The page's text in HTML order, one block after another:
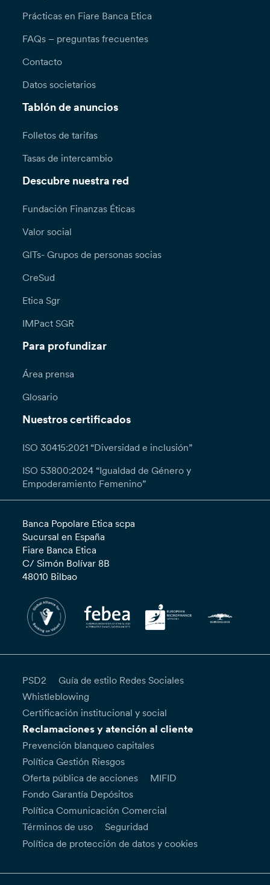
Prácticas en Fiare Banca Etica
FAQs – preguntas frecuentes
Contacto
Datos societarios
Tablón de anuncios
Folletos de tarifas
Tasas de intercambio
Descubre nuestra red
Fundación Finanzas Éticas
Valor social
GITs- Grupos de personas socias
CreSud
Etica Sgr
IMPact SGR
Para profundizar
Área prensa
Glosario
Nuestros certificados
ISO 30415:2021 “Diversidad e inclusión”
ISO 53800:2024 “Igualdad de Género y
Empoderamiento Femenino”
Banca Popolare Etica scpa
Sucursal en España
Fiare Banca Etica
C/ Simón Bolívar 8B
48010 Bilbao
PSD2
Guía de estilo Redes Sociales
Whistleblowing
Certificación institucional y social
Reclamaciones y atención al cliente
Prevención blanqueo capitales
Política Gestión Riesgos
Oferta pública de acciones
MIFID
Fondo Garantía Depósitos
Política Comunicación Comercial
Términos de uso
Seguridad
Política de protección de datos y cookies